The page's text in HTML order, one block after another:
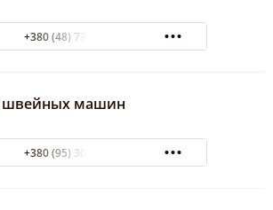
+380 (48) 737-88-40
швейных машин
+380 (95) 304-20-05